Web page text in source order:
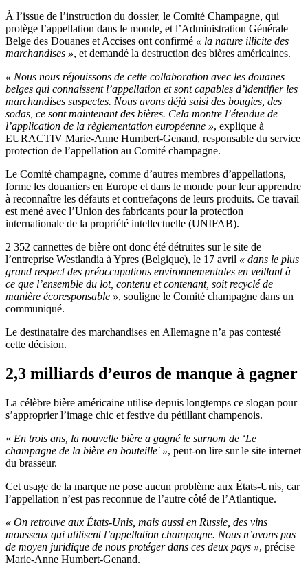
À l’issue de l’instruction du dossier, le Comité Champagne, qui
protège l’appellation dans le monde, et l’Administration Générale
Belge des Douanes et Accises ont confirmé « la nature illicite des
marchandises », et demandé la destruction des bières américaines.
« Nous nous réjouissons de cette collaboration avec les douanes
belges qui connaissent l’appellation et sont capables d’identifier les
marchandises suspectes. Nous avons déjà saisi des bougies, des
sodas, ce sont maintenant des bières. Cela montre l’étendue de
l’application de la règlementation européenne », explique à
EURACTIV Marie-Anne Humbert-Genand, responsable du service
protection de l’appellation au Comité champagne.
Le Comité champagne, comme d’autres membres d’appellations,
forme les douaniers en Europe et dans le monde pour leur apprendre
à reconnaître les défauts et contrefaçons de leurs produits. Ce travail
est mené avec l’Union des fabricants pour la protection
internationale de la propriété intellectuelle (UNIFAB).
2 352 cannettes de bière ont donc été détruites sur le site de
l’entreprise Westlandia à Ypres (Belgique), le 17 avril « dans le plus
grand respect des préoccupations environnementales en veillant à
ce que l’ensemble du lot, contenu et contenant, soit recyclé de
manière écoresponsable », souligne le Comité champagne dans un
communiqué.
Le destinataire des marchandises en Allemagne n’a pas contesté
cette décision.
2,3 milliards d’euros de manque à gagner
La célèbre bière américaine utilise depuis longtemps ce slogan pour
s’approprier l’image chic et festive du pétillant champenois.
« En trois ans, la nouvelle bière a gagné le surnom de ‘Le
champagne de la bière en bouteille' », peut-on lire sur le site internet
du brasseur.
Cet usage de la marque ne pose aucun problème aux États-Unis, car
l’appellation n’est pas reconnue de l’autre côté de l’Atlantique.
« On retrouve aux États-Unis, mais aussi en Russie, des vins
mousseux qui utilisent l’appellation champagne. Nous n’avons pas
de moyen juridique de nous protéger dans ces deux pays », précise
Marie-Anne Humbert-Genand.